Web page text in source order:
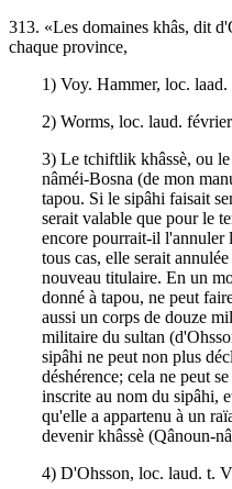
313. «Les domaines khâs, dit
chaque province,
1) Voy. Hammer, loc.
2) Worms, loc. laud.
3) Le tchiftlik khâssè, ou
nâméi-Bosna (de mon
tapou. Si le sipâhi faisait
serait valable que pour le
encore pourrait-il l'annuler
tous cas, elle serait
nouveau titulaire. En un
donné à tapou, ne peut
aussi un corps de douze
militaire du sultan
sipâhi ne peut non plus
déshérence; cela ne peut
inscrite au nom du sipâhi,
qu'elle a appartenu à un
devenir khâssè (Qânoun-
4) D'Ohsson, loc. laud. t.